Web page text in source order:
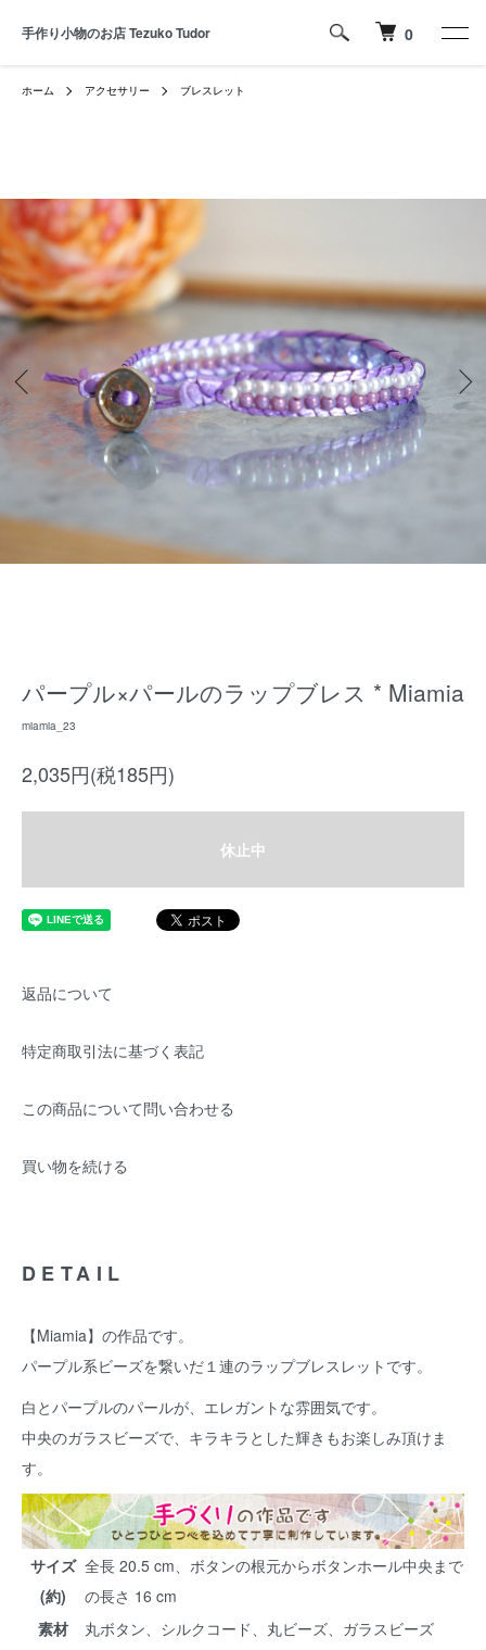
手作り小物のお店 Tezuko Tudor 0
ホーム アクセサリー ブレスレット
パープル×パールのラップブレス * Miamia
miamia_23
2,035円(税185円)
休止中
返品について
特定商取引法に基づく表記
この商品について問い合わせる
買い物を続ける
DETAIL
【Miamia】の作品です。
パープル系ビーズを繋いだ１連のラップブレスレットです。
白とパープルのパールが、エレガントな雰囲気です。
中央のガラスビーズで、キラキラとした輝きもお楽しみ頂けま
す。
サイズ
(約)
全長 20.5 cm、ボタンの根元からボタンホール中央まで
の長さ 16 cm
素材
丸ボタン、シルクコード、丸ビーズ、ガラスビーズ